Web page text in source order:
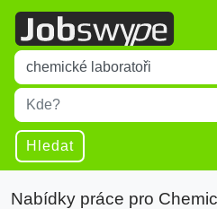
Title
Type 1 or more characters for
Místo
Type 1 or more characters for
Hledat
Nabídky práce pro